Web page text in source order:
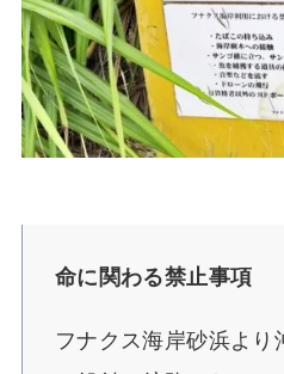
命に関わる禁止事項
フナクス海岸砂浜より